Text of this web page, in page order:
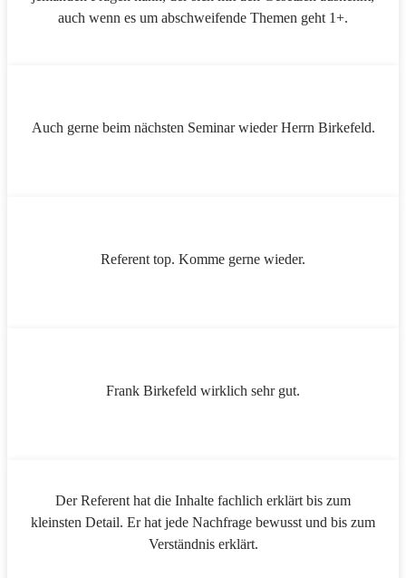
auch wenn es um abschweifende Themen geht 1+.
Auch gerne beim nächsten Seminar wieder Herrn Birkefeld.
Referent top. Komme gerne wieder.
Frank Birkefeld wirklich sehr gut.
Der Referent hat die Inhalte fachlich erklärt bis zum
kleinsten Detail. Er hat jede Nachfrage bewusst und bis zum
Verständnis erklärt.